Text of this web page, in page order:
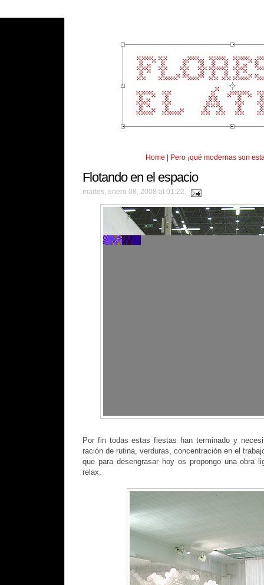
Home | Pero ¡qué modernas son
Flotando en el espacio
martes, enero 08, 2008 at 01:22.
Por fin todas estas fiestas han terminado y
ración de rutina, verduras, concentración en el
que para desengrasar hoy os propongo una obra
relax.